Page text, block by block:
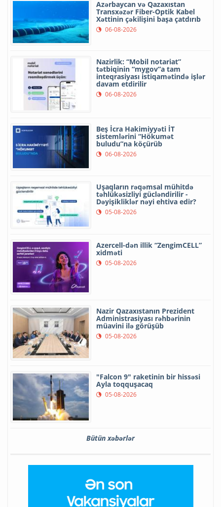
Azərbaycan və Qazaxıstan
Transxəzər Fiber-Optik Kabel
Xəttinin çəkilişini başa çatdırıb
06-08-2026
Nazirlik: “Mobil notariat”
tətbiqinin “mygov”a tam
inteqrasiyası istiqamətində işlər
davam etdirilir
06-08-2026
Beş İcra Hakimiyyəti İT
sistemlərini “Hökumət
buludu”na köçürüb
06-08-2026
Uşaqların rəqəmsal mühitdə
təhlükəsizliyi gücləndirilir -
Dəyişikliklər nəyi ehtiva edir?
05-08-2026
Azercell-dən illik “ZengimCELL”
xidməti
05-08-2026
Nazir Qazaxıstanın Prezident
Administrasiyası rəhbərinin
müavini ilə görüşüb
05-08-2026
"Falcon 9" raketinin bir hissəsi
Ayla toqquşacaq
05-08-2026
Bütün xəbərlər